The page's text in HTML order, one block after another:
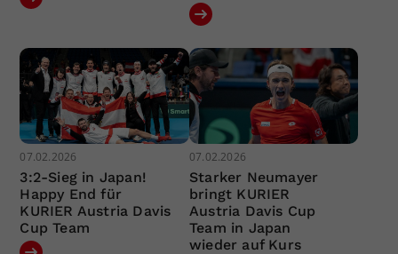
07.02.2026
3:2-Sieg in Japan!
Happy End für
KURIER Austria Davis
Cup Team
07.02.2026
Starker Neumayer
bringt KURIER
Austria Davis Cup
Team in Japan
wieder auf Kurs